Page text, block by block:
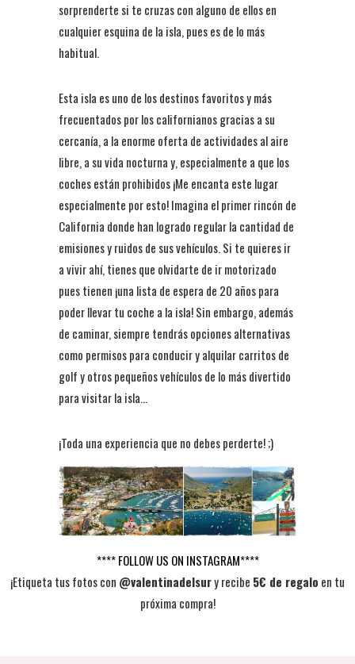
sorprenderte si te cruzas con alguno de ellos en
cualquier esquina de la isla, pues es de lo más
habitual.
Esta isla es uno de los destinos favoritos y más
frecuentados por los californianos gracias a su
cercanía, a la enorme oferta de actividades al aire
libre, a su vida nocturna y, especialmente a que los
coches están prohibidos ¡Me encanta este lugar
especialmente por esto! Imagina el primer rincón de
California donde han logrado regular la cantidad de
emisiones y ruidos de sus vehículos. Si te quieres ir
a vivir ahí, tienes que olvidarte de ir motorizado
pues tienen ¡una lista de espera de 20 años para
poder llevar tu coche a la isla! Sin embargo, además
de caminar, siempre tendrás opciones alternativas
como permisos para conducir y alquilar carritos de
golf y otros pequeños vehículos de lo más divertido
para visitar la isla...
¡Toda una experiencia que no debes perderte! ;)
**** FOLLOW US ON INSTAGRAM****
¡Etiqueta tus fotos con @valentinadelsury recibe 5€ de regalo en tu
próxima compra!